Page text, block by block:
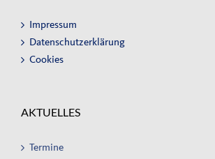
Impressum
Datenschutzerklärung
Cookies
AKTUELLES
Termine